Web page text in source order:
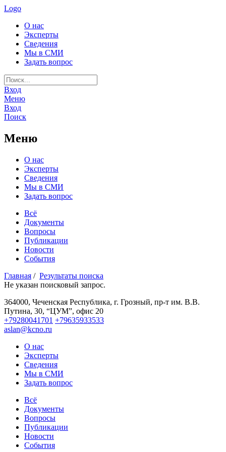
Logo
О нас
Эксперты
Сведения
Мы в СМИ
Задать вопрос
Вход
Меню
Вход
Поиск
Меню
О нас
Эксперты
Сведения
Мы в СМИ
Задать вопрос
Всё
Документы
Вопросы
Публикации
Новости
События
Главная / Результаты поиска
Не указан поисковый запрос.
364000, Чеченская Республика, г. Грозный, пр-т им. В.В.
Путина, 30, “ЦУМ”, офис 20
+79280041701 +79635933533
aslan@kcno.ru
О нас
Эксперты
Сведения
Мы в СМИ
Задать вопрос
Всё
Документы
Вопросы
Публикации
Новости
События